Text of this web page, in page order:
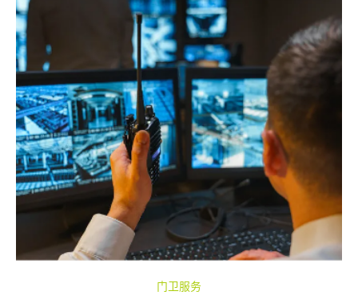
门卫服务